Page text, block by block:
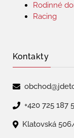
Rodinné
Racing
Kontakty
+420 725 187
Klatovská